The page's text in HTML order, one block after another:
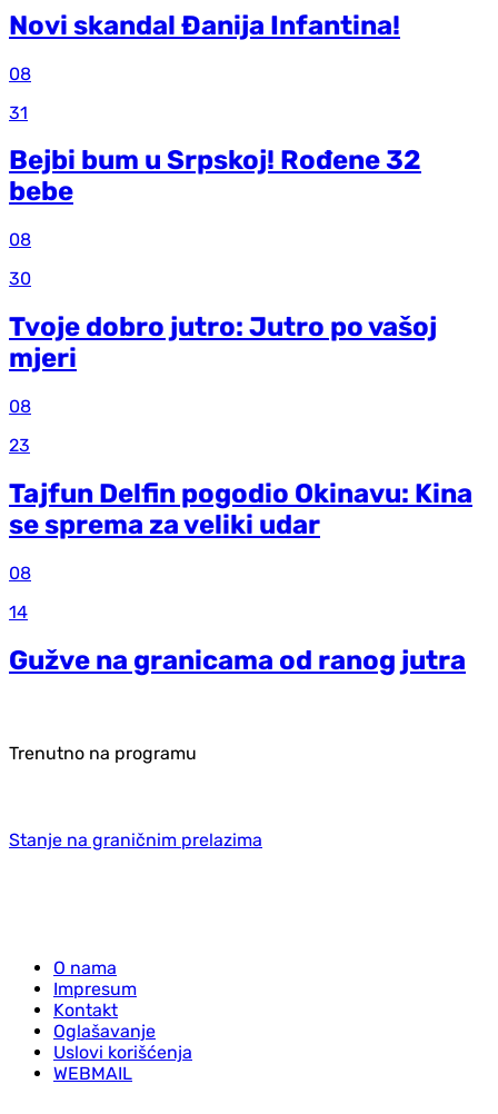
Novi skandal Đanija Infantina!
08
31
Bejbi bum u Srpskoj! Rođene 32
bebe
08
30
Tvoje dobro jutro: Jutro po vašoj
mjeri
08
23
Tajfun Delfin pogodio Okinavu: Kina
se sprema za veliki udar
08
14
Gužve na granicama od ranog jutra
Trenutno na programu
Stanje na graničnim prelazima
O nama
Impresum
Kontakt
Oglašavanje
Uslovi korišćenja
WEBMAIL